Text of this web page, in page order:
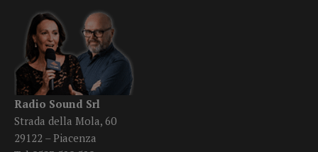
Radio Sound Srl
Strada della Mola, 60
29122 – Piacenza